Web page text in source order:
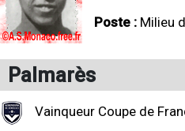
Poste : Milieu
Palmarès
Vainqueur Coupe de